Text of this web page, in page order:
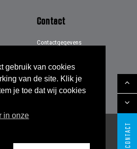
gebruik van cookies
van de site. Klik je
je toe dat wij cookies
in onze
CONTACT
Contact
Contactgegevens